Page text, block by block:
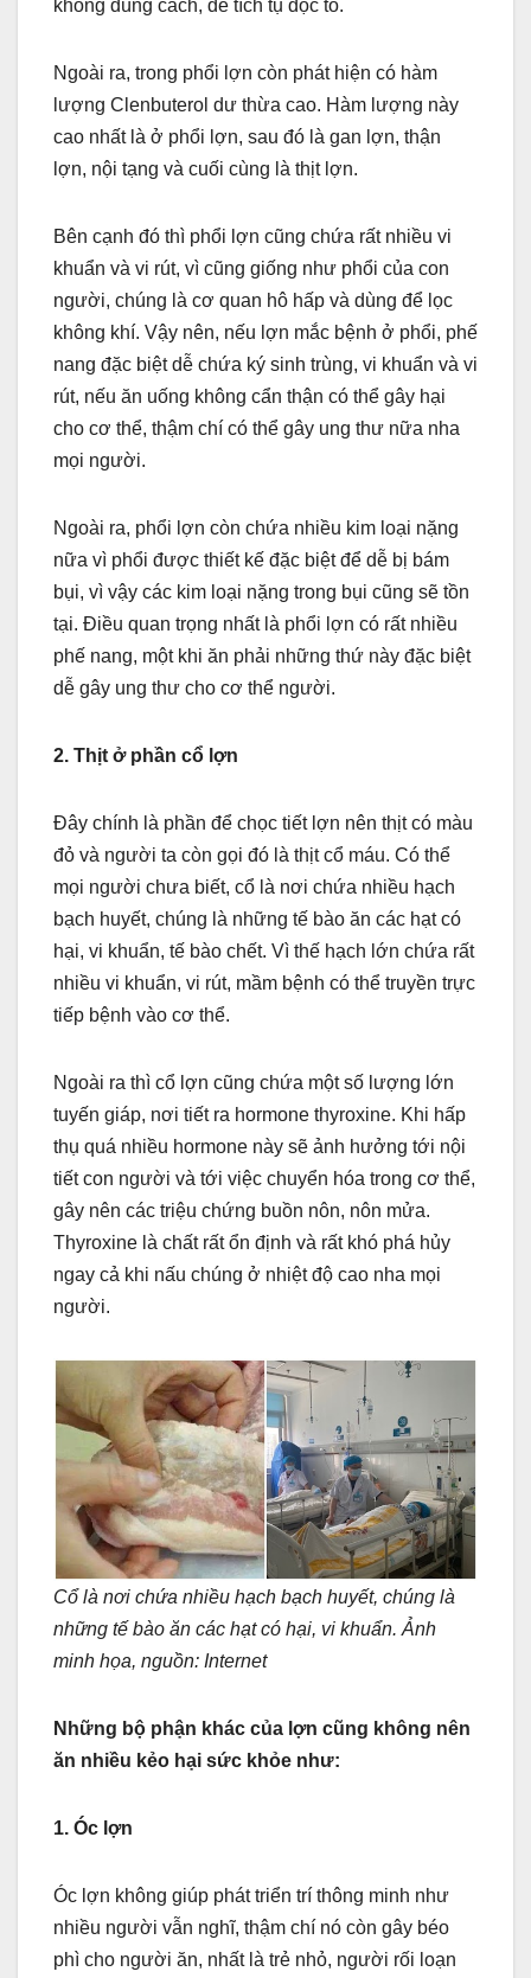
không đúng cách, dễ tích tụ độc tố.
Ngoài ra, trong phổi lợn còn phát hiện có hàm
lượng Clenbuterol dư thừa cao. Hàm lượng này
cao nhất là ở phổi lợn, sau đó là gan lợn, thận
lợn, nội tạng và cuối cùng là thịt lợn.
Bên cạnh đó thì phổi lợn cũng chứa rất nhiều vi
khuẩn và vi rút, vì cũng giống như phổi của con
người, chúng là cơ quan hô hấp và dùng để lọc
không khí. Vậy nên, nếu lợn mắc bệnh ở phổi, phế
nang đặc biệt dễ chứa ký sinh trùng, vi khuẩn và vi
rút, nếu ăn uống không cẩn thận có thể gây hại
cho cơ thể, thậm chí có thể gây ung thư nữa nha
mọi người.
Ngoài ra, phổi lợn còn chứa nhiều kim loại nặng
nữa vì phổi được thiết kế đặc biệt để dễ bị bám
bụi, vì vậy các kim loại nặng trong bụi cũng sẽ tồn
tại. Điều quan trọng nhất là phổi lợn có rất nhiều
phế nang, một khi ăn phải những thứ này đặc biệt
dễ gây ung thư cho cơ thể người.
2. Thịt ở phần cổ lợn
Đây chính là phần để chọc tiết lợn nên thịt có màu
đỏ và người ta còn gọi đó là thịt cổ máu. Có thể
mọi người chưa biết, cổ là nơi chứa nhiều hạch
bạch huyết, chúng là những tế bào ăn các hạt có
hại, vi khuẩn, tế bào chết. Vì thế hạch lớn chứa rất
nhiều vi khuẩn, vi rút, mầm bệnh có thể truyền trực
tiếp bệnh vào cơ thể.
Ngoài ra thì cổ lợn cũng chứa một số lượng lớn
tuyến giáp, nơi tiết ra hormone thyroxine. Khi hấp
thụ quá nhiều hormone này sẽ ảnh hưởng tới nội
tiết con người và tới việc chuyển hóa trong cơ thể,
gây nên các triệu chứng buồn nôn, nôn mửa.
Thyroxine là chất rất ổn định và rất khó phá hủy
ngay cả khi nấu chúng ở nhiệt độ cao nha mọi
người.
Cổ là nơi chứa nhiều hạch bạch huyết, chúng là
những tế bào ăn các hạt có hại, vi khuẩn. Ảnh
minh họa, nguồn: Internet
Những bộ phận khác của lợn cũng không nên
ăn nhiều kẻo hại sức khỏe như:
1. Óc lợn
Óc lợn không giúp phát triển trí thông minh như
nhiều người vẫn nghĩ, thậm chí nó còn gây béo
phì cho người ăn, nhất là trẻ nhỏ, người rối loạn